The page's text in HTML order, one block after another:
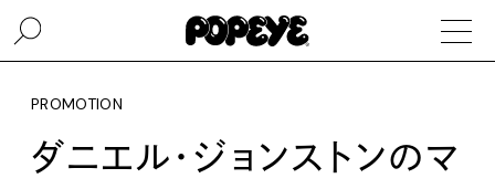
PROMOTION
ダニエル・ジョンストンのマ